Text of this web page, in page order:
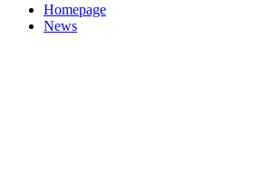
Homepage
News